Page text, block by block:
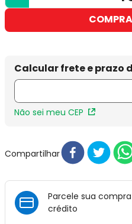
Não sei meu CEP
Compartilhar
Parcele sua
crédito